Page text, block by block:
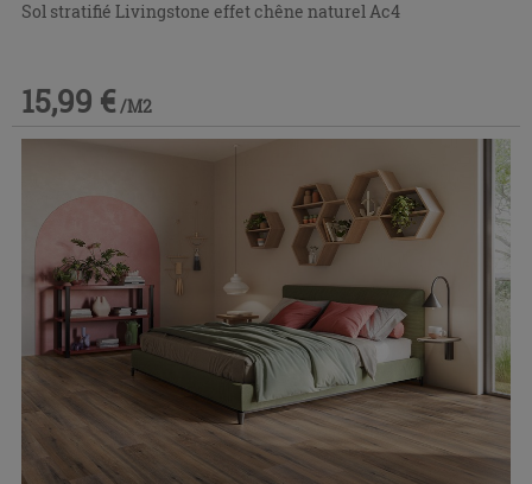
Sol stratifié Livingstone effet chêne naturel Ac4
15,99 € /M2